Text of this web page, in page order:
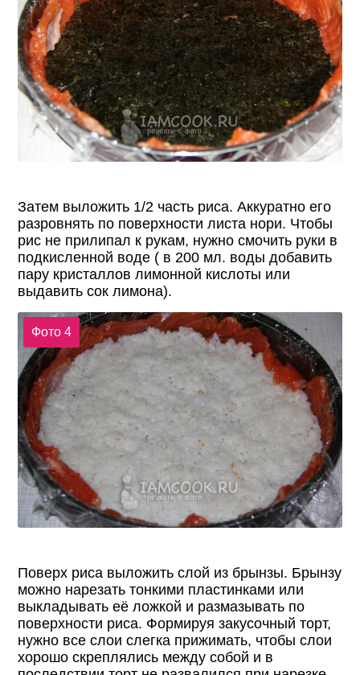
Затем выложить 1/2 часть риса. Аккуратно его
разровнять по поверхности листа нори. Чтобы
рис не прилипал к рукам, нужно смочить руки в
подкисленной воде ( в 200 мл. воды добавить
пару кристаллов лимонной кислоты или
выдавить сок лимона).
Фото 4
Поверх риса выложить слой из брынзы. Брынзу
можно нарезать тонкими пластинками или
выкладывать её ложкой и размазывать по
поверхности риса. Формируя закусочный торт,
нужно все слои слегка прижимать, чтобы слои
хорошо скреплялись между собой и в